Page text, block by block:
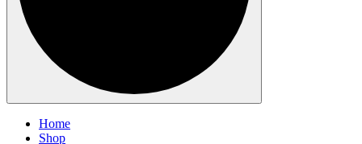
Home
Shop